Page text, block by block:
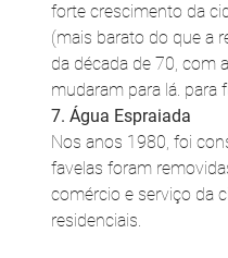
forte crescimento da
(mais barato do que a
da década de 70, com
mudaram para lá. para
7. Água Espraiada
Nos anos 1980, foi
favelas foram
comércio e serviço da
residenciais.